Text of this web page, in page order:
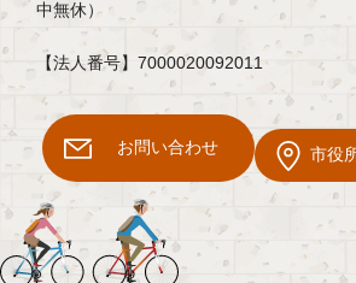
中無休）
【法人番号】7000020092011
お問い合わせ 市役